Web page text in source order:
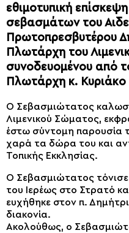
εθιμοτυπική
σεβασμάτων του
Πρωτοπρεσβυτέρου
Πλωτάρχη του
συνοδευομένου από
Πλωτάρχη κ.
Ο Σεβασμιώτατος
Λιμενικού Σώματος,
έστω σύντομη παρουσία
χαρά τα δώρα του και
Τοπικής Εκκλησίας.
Ο Σεβασμιώτατος
του Ιερέως στο Στρατό
ευχήθηκε στον π.
διακονία.
Ακολούθως, ο